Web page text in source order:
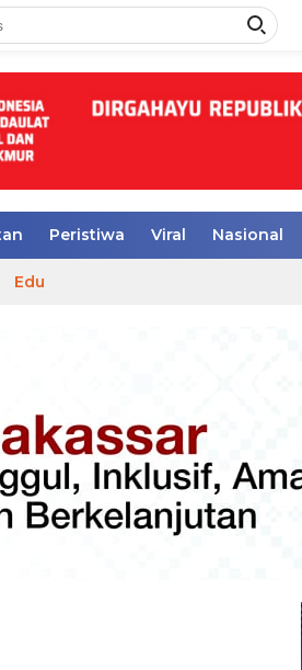
Peristiwa Viral Nasional
Edu